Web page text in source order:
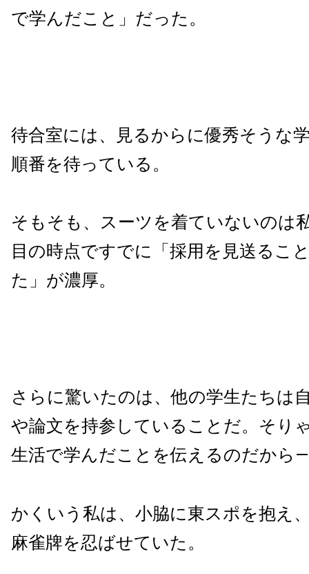
で学んだこと」だった。
待合室には、見るからに優秀そうな
順番を待っている。
そもそも、スーツを着ていないのは
目の時点ですでに「採用を見送るこ
た」が濃厚。
さらに驚いたのは、他の学生たちは
や論文を持参していることだ。そり
生活で学んだことを伝えるのだから
かくいう私は、小脇に東スポを抱え
麻雀牌を忍ばせていた。